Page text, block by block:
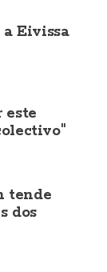
Eivissa
este
tende
dos